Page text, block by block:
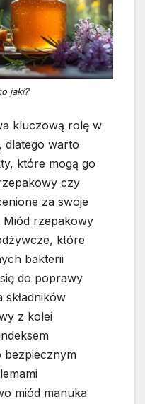
jaki?
kluczową rolę w
dlatego warto
które mogą go
czy
za swoje
Miód rzepakowy
które
bakterii
do poprawy
składników
z kolei
bezpiecznym
miód manuka